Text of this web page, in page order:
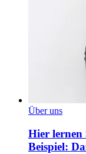
Über uns
Hier lernen
Beispiel: